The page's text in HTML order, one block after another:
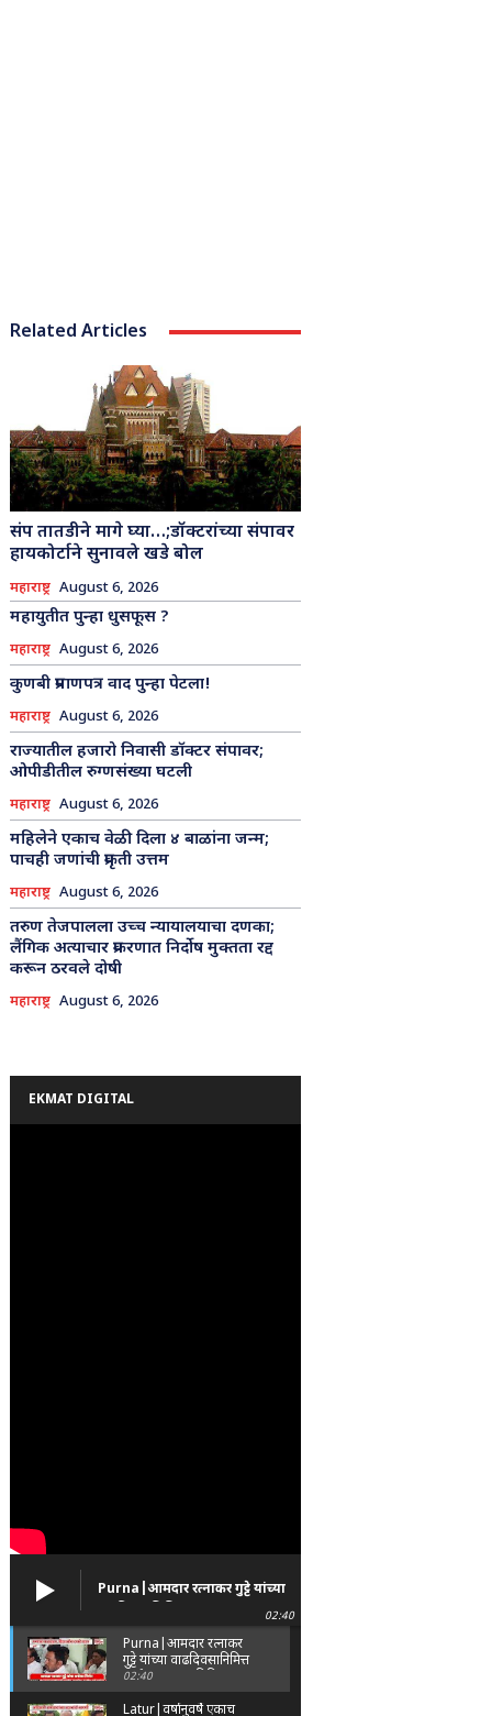
Related Articles
संप तातडीने मागे घ्या…;डॉक्टरांच्या संपावर
हायकोर्टाने सुनावले खडे बोल
महाराष्ट्र August 6, 2026
महायुतीत पुन्हा धुसफूस ?
महाराष्ट्र August 6, 2026
कुणबी प्रमाणपत्र वाद पुन्हा पेटला!
महाराष्ट्र August 6, 2026
राज्यातील हजारो निवासी डॉक्टर संपावर;
ओपीडीतील रुग्णसंख्या घटली
महाराष्ट्र August 6, 2026
महिलेने एकाच वेळी दिला ४ बाळांना जन्म;
पाचही जणांची प्रकृती उत्तम
महाराष्ट्र August 6, 2026
तरुण तेजपालला उच्च न्यायालयाचा दणका;
लैंगिक अत्याचार प्रकरणात निर्दोष मुक्तता रद्द
करून ठरवले दोषी
महाराष्ट्र August 6, 2026
EKMAT DIGITAL
Purna|आमदार रत्नाकर गुट्टे यांच्या
वाढदिवसानिमित्त पूर्णा तालुक्यात
विविध सामाजिक उपक्रम
02:40
Purna|आमदार रत्नाकर
गुट्टे यांच्या वाढदिवसानिमित्त
पूर्णा तालुक्यात विविध
सामाजिक उपक्रम
02:40
Latur|वर्षानुवर्षे एकाच